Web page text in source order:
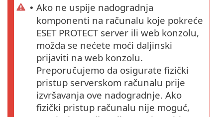
• Ako ne uspije nadogradnja
komponenti na računalu koje pokreće
ESET PROTECT server ili web konzolu,
možda se nećete moći daljinski
prijaviti na web konzolu.
Preporučujemo da osigurate fizički
pristup serverskom računalu prije
izvršavanja ove nadogradnje. Ako
fizički pristup računalu nije moguć,